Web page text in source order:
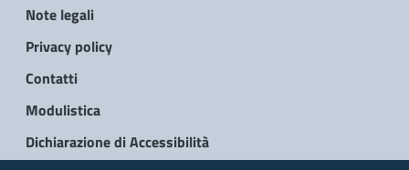
Note legali
Privacy policy
Contatti
Modulistica
Dichiarazione di Accessibilità